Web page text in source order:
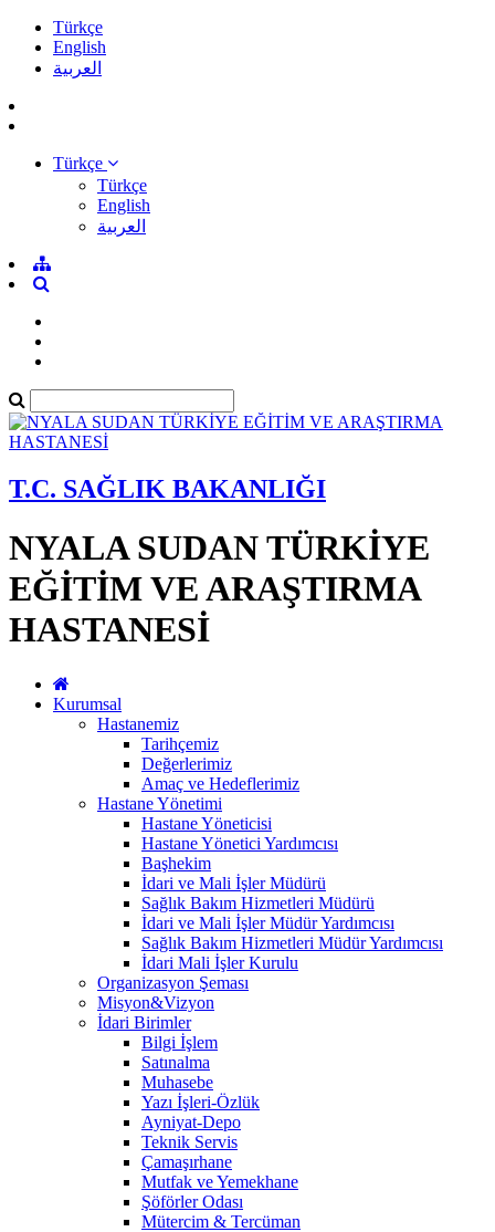
Türkçe
English
العربية
Türkçe
Türkçe
English
العربية
T.C. SAĞLIK BAKANLIĞI
NYALA SUDAN TÜRKİYE
EĞİTİM VE ARAŞTIRMA
HASTANESİ
Kurumsal
Hastanemiz
Tarihçemiz
Değerlerimiz
Amaç ve Hedeflerimiz
Hastane Yönetimi
Hastane Yöneticisi
Hastane Yönetici Yardımcısı
Başhekim
İdari ve Mali İşler Müdürü
Sağlık Bakım Hizmetleri Müdürü
İdari ve Mali İşler Müdür Yardımcısı
Sağlık Bakım Hizmetleri Müdür Yardımcısı
İdari Mali İşler Kurulu
Organizasyon Şeması
Misyon&Vizyon
İdari Birimler
Bilgi İşlem
Satınalma
Muhasebe
Yazı İşleri-Özlük
Ayniyat-Depo
Teknik Servis
Çamaşırhane
Mutfak ve Yemekhane
Şöförler Odası
Mütercim & Tercüman